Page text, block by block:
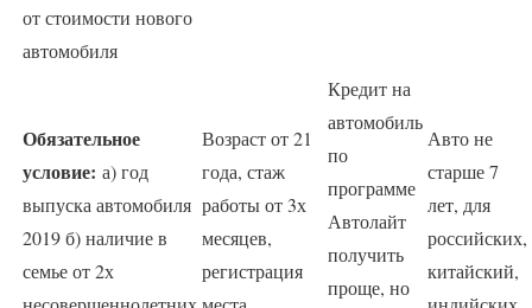
от стоимости нового
автомобиля
Обязательное
условие: а) год
выпуска автомобиля
2019 б) наличие в
семье от 2х
Возраст от 21
года, стаж
работы от 3х
месяцев,
регистрация
Кредит на
автомобиль
по
программе
Автолайт
получить
проще, но
Авто не
старше 7
лет, для
российских,
китайский,